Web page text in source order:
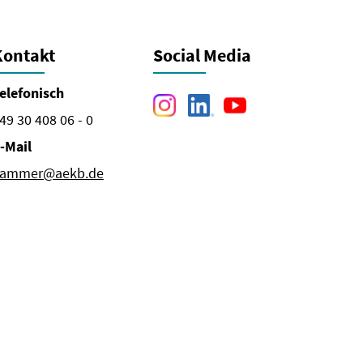
30 408 06 - 0
Mail
Social Media